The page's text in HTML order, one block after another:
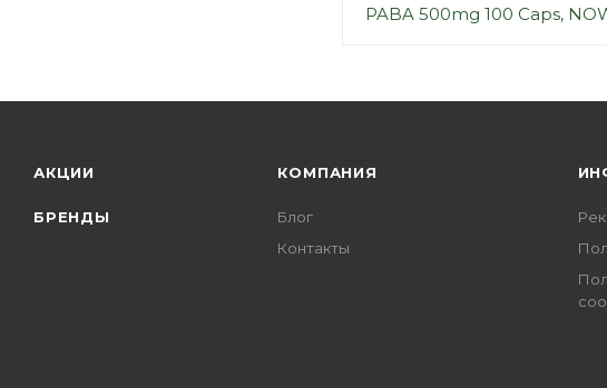
PABA 500mg 100 Caps,
АКЦИИ
БРЕНДЫ
КОМПАНИЯ
Блог
Контакты